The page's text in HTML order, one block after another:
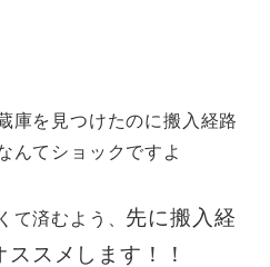
庫を見つけたのに搬入経路
んてショックですよ
て済むよう、 先に搬入経
スメします！！